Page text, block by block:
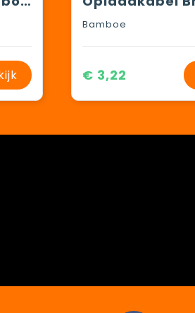
Bamboe
€ 3,22